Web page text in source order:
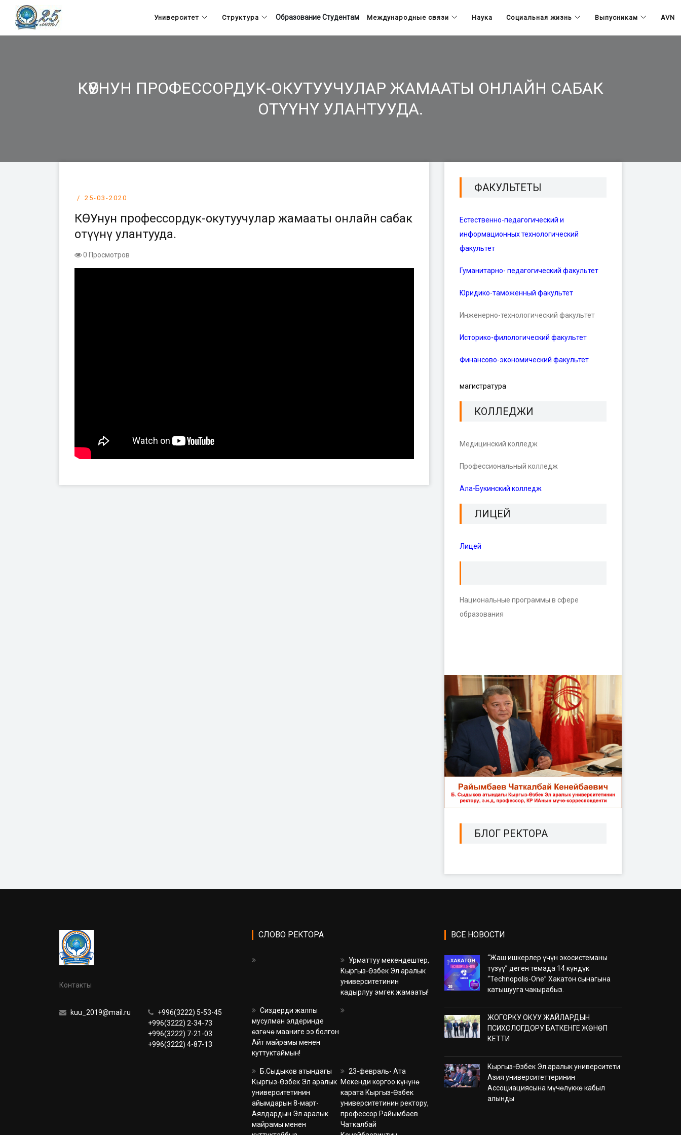
Университет Структура ОбразованиеСтудентам Международные связи Наука Социальная жизнь Выпусникам AVN
КӨУНУН ПРОФЕССОРДУК-ОКУТУУЧУЛАР ЖАМААТЫ ОНЛАЙН САБАК
ОТҮҮНҮ УЛАНТУУДА.
25-03-2020
КӨУнун профессордук-окутуучулар жамааты онлайн сабак
отүүнү улантууда.
0 Просмотров
ФАКУЛЬТЕТЫ
Естественно-педагогический и
информационных технологический
факультет
Гуманитарно- педагогический факультет
Юридико-таможенный факультет
Инженерно-технологический факультет
Историко-филологический факультет
Финансово-экономический факультет
магистратура
КОЛЛЕДЖИ
Медицинский колледж
Профессиональный колледж
Ала-Букинский колледж
ЛИЦЕЙ
Лицей
Национальные программы в сфере
образования
БЛОГ РЕКТОРА
Контакты
kuu_2019@mail.ru
+996(3222) 5-53-45
+996(3222) 2-34-73
+996(3222) 7-21-03
+996(3222) 4-87-13
СЛОВО РЕКТОРА
Урматтуу мекендештер,
Кыргыз-Өзбек Эл аралык
университетинин
кадырлуу эмгек жамааты!
Сиздерди жалпы
мусулман элдеринде
өзгөчө мааниге ээ болгон
Айт майрамы менен
куттуктаймын!
Б.Сыдыков атындагы
Кыргыз-Өзбек Эл аралык
университетинин
айымдарын 8-март-
Аялдардын Эл аралык
майрамы менен
23-февраль- Ата
Мекенди коргоо күнүнө
карата Кыргыз-Өзбек
университетинин ректору,
профессор Райымбаев
Чаткалбай
ВСЕ НОВОСТИ
“Жаш ишкерлер үчүн экосистеманы
түзүү” деген темада 14 күндүк
“Technopolis-One” Хакатон сынагына
катышууга чакырабыз.
ЖОГОРКУ ОКУУ ЖАЙЛАРДЫН
ПСИХОЛОГДОРУ БАТКЕНГЕ ЖӨНӨП
КЕТТИ
Кыргыз-Өзбек Эл аралык университети
Азия университеттеринин
Ассоциациясына мүчөлүккө кабыл
алынды